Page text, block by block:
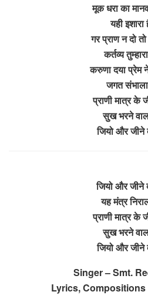
मूक धरा का
यही इशारा
गर प्राण न दो तो
कर्तव्य
करुणा दया प्रेम
जगत
प्राणी मात्र के
सुख भरने
जियो और जीने
जियो और जीने
यह मंत्र
प्राणी मात्र के
सुख भरने
जियो और जीने
Singer – Smt.
Lyrics,